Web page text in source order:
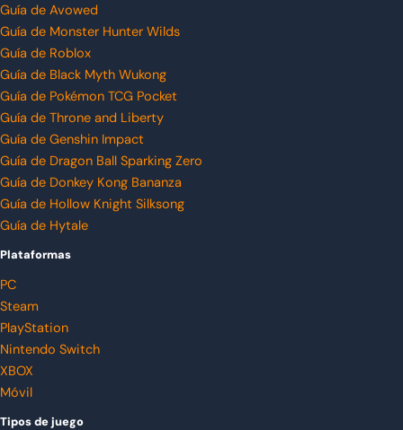
Guía de Avowed
Guía de Monster Hunter Wilds
Guía de Roblox
Guía de Black Myth Wukong
Guía de Pokémon TCG Pocket
Guía de Throne and Liberty
Guía de Genshin Impact
Guía de Dragon Ball Sparking Zero
Guía de Donkey Kong Bananza
Guía de Hollow Knight Silksong
Guía de Hytale
Plataformas
PC
Steam
PlayStation
Nintendo Switch
XBOX
Móvil
Tipos de juego